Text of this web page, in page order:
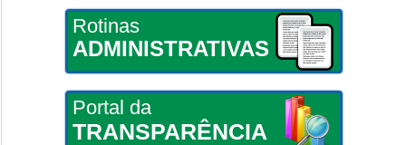
Rotinas
ADMINISTRATIVAS
Portal da
TRANSPARÊNCIA